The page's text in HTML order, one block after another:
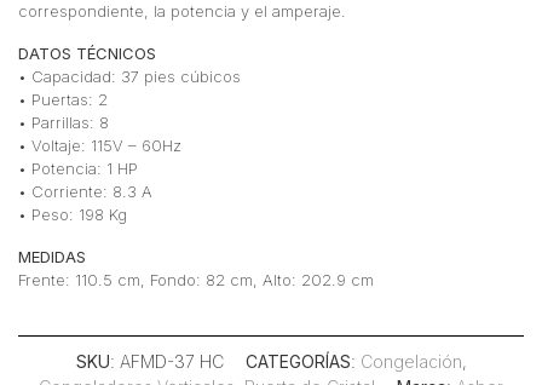
correspondiente, la potencia y el amperaje.
DATOS TÉCNICOS
• Capacidad: 37 pies cúbicos
• Puertas: 2
• Parrillas: 8
• Voltaje: 115V – 60Hz
• Potencia: 1 HP
• Corriente: 8.3 A
• Peso: 198 Kg
MEDIDAS
Frente: 110.5 cm, Fondo: 82 cm, Alto: 202.9 cm
SKU: AFMD-37 HC CATEGORÍAS: Congelación,